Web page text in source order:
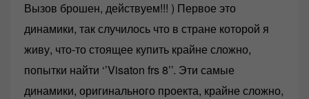
Вызов брошен, действуем!!! ) Первое это
динамики, так случилось что в стране которой я
живу, что-то стоящее купить крайне сложно,
попытки найти ‘’Visaton frs 8’’. Эти самые
динамики, оригинального проекта, крайне сложно,